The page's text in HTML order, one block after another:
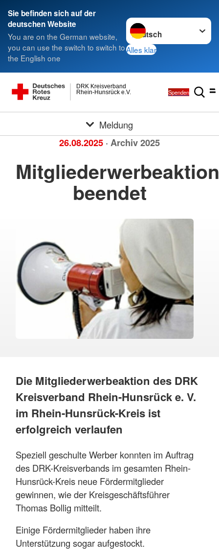
Sie befinden sich auf der
deutschen Website
You are on the German website,
you can use the switch to switch to
the English one
Sprache wechseln zu
Alles klar
Rhein-Hunsrück e.V.
DRK Kreisverband
Spenden
Meldung
26.08.2025 · Archiv 2025
Mitgliederwerbeaktion
beendet
Die Mitgliederwerbeaktion des DRK
Kreisverband Rhein-Hunsrück e. V.
im Rhein-Hunsrück-Kreis ist
erfolgreich verlaufen
Speziell geschulte Werber konnten im Auftrag
des DRK-Kreisverbands im gesamten Rhein-
Hunsrück-Kreis neue Fördermitglieder
gewinnen, wie der Kreisgeschäftsführer
Thomas Bollig mitteilt.
Einige Fördermitglieder haben ihre
Unterstützung sogar aufgestockt.